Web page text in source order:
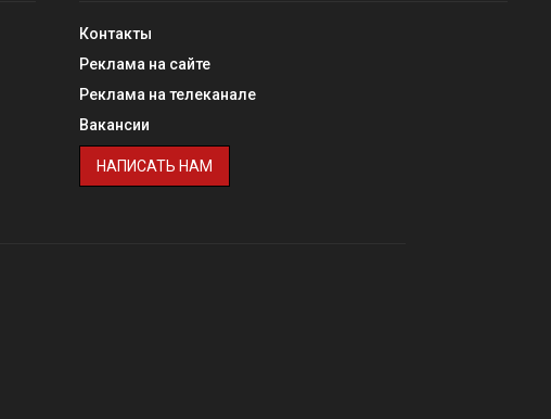
Контакты
Реклама на сайте
Реклама на телеканале
Вакансии
НАПИСАТЬ НАМ